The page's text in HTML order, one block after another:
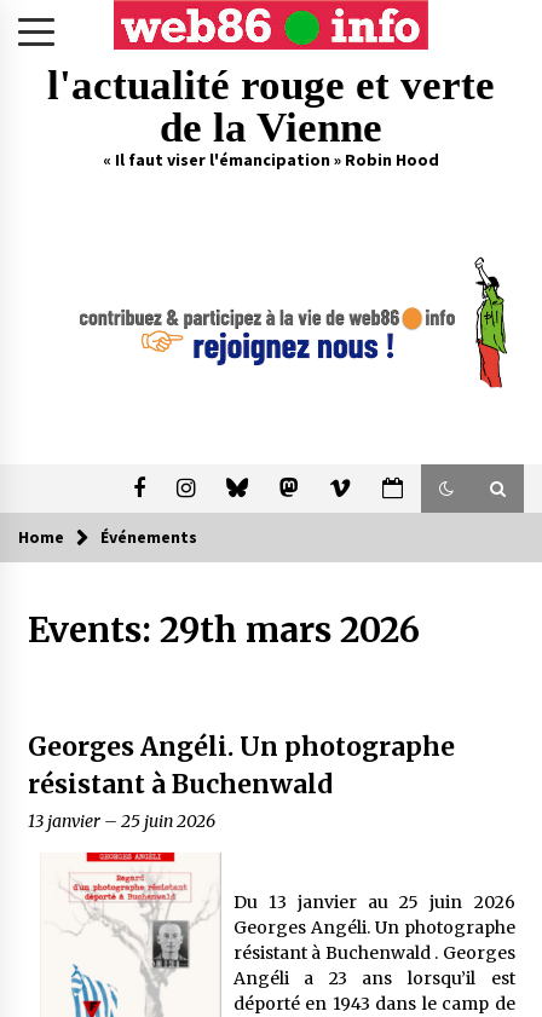
l'actualité rouge et verte
de la Vienne
« Il faut viser l'émancipation » Robin Hood
Home Événements
Events: 29th mars 2026
Georges Angéli. Un photographe
résistant à Buchenwald
13 janvier– 25 juin 2026
Du 13 janvier au 25 juin 2026
Georges Angéli. Un photographe
résistant à Buchenwald . Georges
Angéli a 23 ans lorsqu’il est
déporté en 1943 dans le camp de